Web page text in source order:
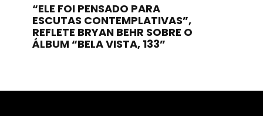
“ELE FOI PENSADO PARA
ESCUTAS CONTEMPLATIVAS”,
REFLETE BRYAN BEHR SOBRE O
ÁLBUM “BELA VISTA, 133”